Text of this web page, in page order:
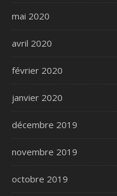
mai 2020
avril 2020
février 2020
janvier 2020
décembre 2019
novembre 2019
octobre 2019